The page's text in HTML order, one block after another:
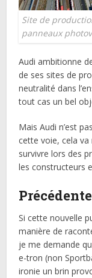
Site de
panneaux
Audi ambitionne
de ses sites de
neutralité dans
tout cas un bel
Mais Audi n’est
cette voie, cela
survivre lors des
les constructeurs
Si cette nouvelle
manière de
je me demande
e-tron (non
ironie un brin